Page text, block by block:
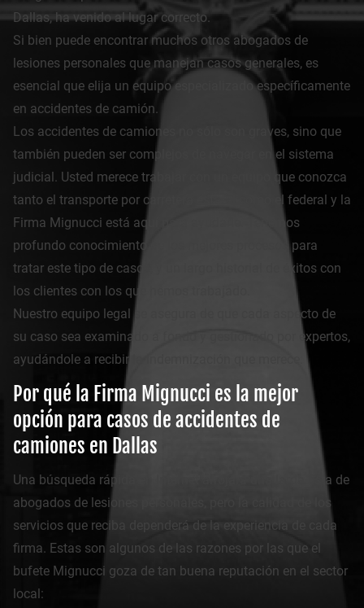
Dallas, ha venido al lugar correcto.
Si bien puede encontrar muchos otros abogados de
lesiones personales que manejan casos generales, es
esencial que elija un equipo especializado específicamente
en accidentes de camión.
Los accidentes de camiones no sólo son graves, sino que
también pueden ser complejos de navegar en el sistema
judicial. Usted merece trabajar con un equipo que conozca
tanto el transporte por carretera estatal como el federal y la
Firma Mignucci está aquí para ayudarle. Tenemos
profundo conocimiento de los mejores procesos para
tratar este tipo de casos, y un largo historial de éxitos con
los clientes con los que hemos trabajado.
Nuestro equipo legal se asegura de que cada aspecto de
su caso sea examinado a fondo y gestionado por expertos,
ayudándole a recibir la indemnización que merece.
Por qué la Firma Mignucci es la mejor
opción para casos de accidentes de
camiones en Dallas
Una búsqueda rápida en Internet arrojará una larga lista de
abogados de lesiones personales, pero la calidad de los
servicios que reciba dependerá de la experiencia de cada
firma. Estas son algunos de las razones por las que el
bufete Mignucci goza de tan buena reputación en el sector
local: